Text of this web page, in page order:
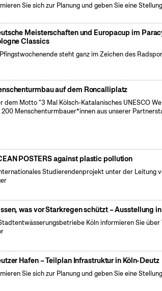
Sie sich zur Planung und geben Sie eine
Meisterschaften und Europacup im
Classics
steht ganz im Zeichen des
auf dem Roncalliplatz
dem Motto "3 Mal Kölsch-Katalanisches UNESCO
200 Menschenturmbauer*innen aus unserer
POSTERS against plastic pollution
Studierendenprojekt unter der Leitung
was vor Starkregen schützt – Ausstellung
Köln informieren Sie
Hafen – Teilplan Infrastruktur in Köln-Deutz
Sie sich zur Planung und geben Sie eine